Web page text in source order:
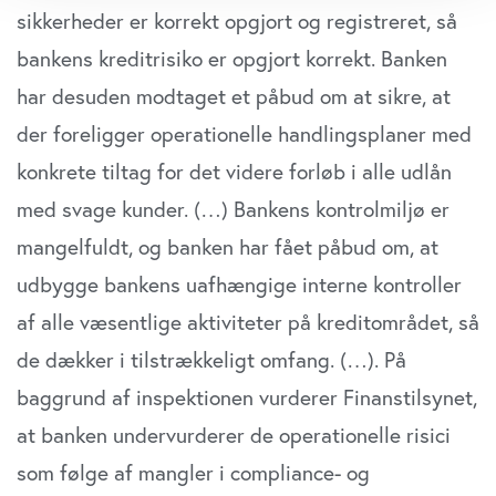
dens unikke karakteristika (fingerprinting)
Vi bruger cookies til at tilpasse vores indhold og
annoncer, til at vise dig funktioner til sociale medier og til
at analysere vores trafik. Vi deler også oplysninger om
din brug af vores website med vores partnere inden for
sociale medier, annonceringspartnere og
data med andre oplysninger, du har givet dem, eller som
de har indsamlet fra din brug af deres tjenester. Du
samtykker til vores cookies, hvis du fortsætter med at
anvende vores hjemmeside.
sikkerheder er korrekt opgjort og registreret, så
bankens kreditrisiko er opgjort korrekt. Banken
har desuden modtaget et påbud om at sikre, at
der foreligger operationelle handlingsplaner med
konkrete tiltag for det videre forløb i alle udlån
med svage kunder. (…) Bankens kontrolmiljø er
mangelfuldt, og banken har fået påbud om, at
udbygge bankens uafhængige interne kontroller
af alle væsentlige aktiviteter på kreditområdet, så
de dækker i tilstrækkeligt omfang. (…). På
baggrund af inspektionen vurderer Finanstilsynet,
at banken undervurderer de operationelle risici
som følge af mangler i compliance- og